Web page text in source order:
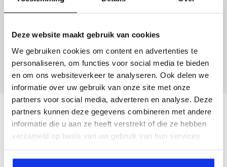
Deze website maakt gebruik van cookies
We gebruiken cookies om content en advertenties te
personaliseren, om functies voor social media te bieden
en om ons websiteverkeer te analyseren. Ook delen we
informatie over uw gebruik van onze site met onze
partners voor social media, adverteren en analyse. Deze
partners kunnen deze gegevens combineren met andere
informatie die u aan ze heeft verstrekt of die ze hebben
verzameld op basis van uw gebruik van hun services.
Wanneer je foto’s meestuurt ontvang je op
maandag tot en met vrijdag binnen enkele uren
een voorstel.
Veelgestelde vragen
Wanneer kan ik een proefrit maken?